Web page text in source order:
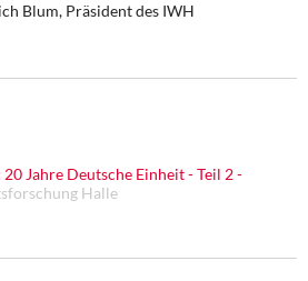
Blum, Präsident des IWH
Jahre Deutsche Einheit - Teil 2 -
Halle